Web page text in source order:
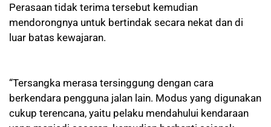
Perasaan tidak terima tersebut kemudian
mendorongnya untuk bertindak secara nekat dan di
luar batas kewajaran.
“Tersangka merasa tersinggung dengan cara
berkendara pengguna jalan lain. Modus yang digunakan
cukup terencana, yaitu pelaku mendahului kendaraan